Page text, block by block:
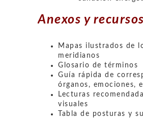
Anexos y recursos
Mapas ilustrados de
meridianos
Glosario de términos
Guía rápida de
órganos, emociones,
Lecturas
visuales
Tabla de posturas y